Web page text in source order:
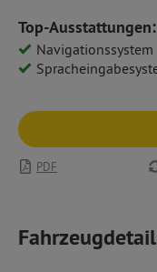
Top-Ausstattungen:
Navigationssystem
PDF